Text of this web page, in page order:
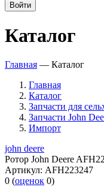
Войти
Каталог
Главная — Каталог
Главная
Каталог
Запчасти для
Запчасти John
Импорт
john deere
Ротор John Deere
Артикул: AFH223247
0 (оценок 0)